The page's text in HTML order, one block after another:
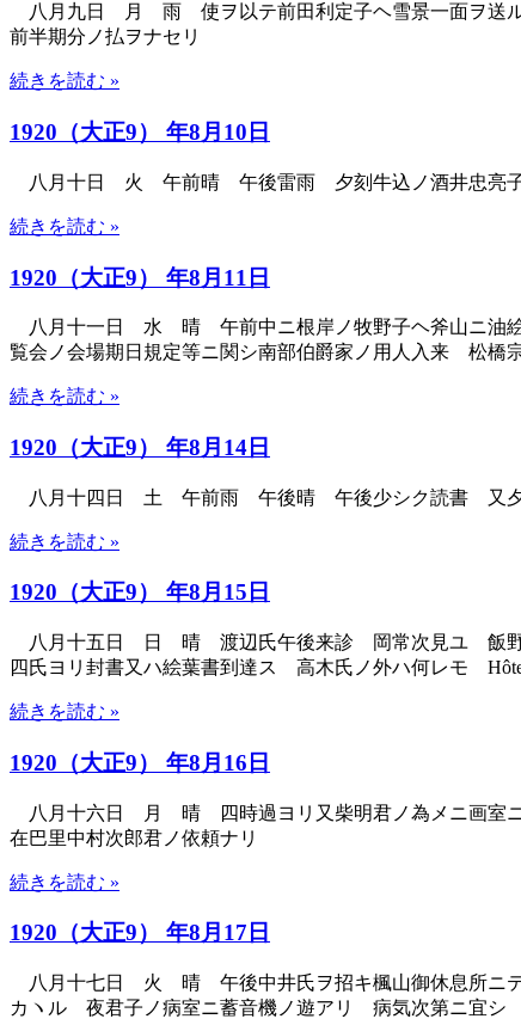
八月九日 月 雨 使ヲ以テ前田利定子ヘ雪景一面ヲ送ル
前半期分ノ払ヲナセリ
続きを読む »
1920（大正9） 年8月10日
八月十日 火 午前晴 午後雷雨 夕刻牛込ノ酒井忠亮子
続きを読む »
1920（大正9） 年8月11日
八月十一日 水 晴 午前中ニ根岸ノ牧野子ヘ斧山ニ油絵
覧会ノ会場期日規定等ニ関シ南部伯爵家ノ用人入来 松
続きを読む »
1920（大正9） 年8月14日
八月十四日 土 午前雨 午後晴 午後少シク読書 又夕
続きを読む »
1920（大正9） 年8月15日
八月十五日 日 晴 渡辺氏午後来診 岡常次見ユ 飯野
四氏ヨリ封書又ハ絵葉書到達ス 高木氏ノ外ハ何レモ
続きを読む »
1920（大正9） 年8月16日
八月十六日 月 晴 四時過ヨリ又柴明君ノ為メニ画室ニ
在巴里中村次郎君ノ依頼ナリ
続きを読む »
1920（大正9） 年8月17日
八月十七日 火 晴 午後中井氏ヲ招キ楓山御休息所ニテ
カヽル 夜君子ノ病室ニ蓄音機ノ遊アリ 病気次第ニ宜シ